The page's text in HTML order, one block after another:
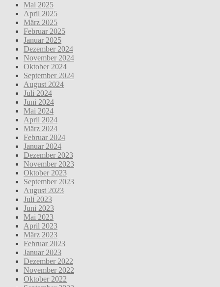
Mai 2025
April 2025
März 2025
Februar 2025
Januar 2025
Dezember 2024
November 2024
Oktober 2024
September 2024
August 2024
Juli 2024
Juni 2024
Mai 2024
April 2024
März 2024
Februar 2024
Januar 2024
Dezember 2023
November 2023
Oktober 2023
September 2023
August 2023
Juli 2023
Juni 2023
Mai 2023
April 2023
März 2023
Februar 2023
Januar 2023
Dezember 2022
November 2022
Oktober 2022